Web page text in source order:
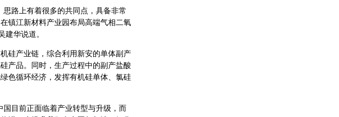
路上有着很多的共同点，具备非常
镇江新材料产业园布局高端气相二氧
华说道。
硅产业链，综合利用新安的单体副产
产品。同时，生产过程中的副产盐酸
色循环经济，发挥有机硅单体、氯硅
目前正面临着产业转型与升级，而